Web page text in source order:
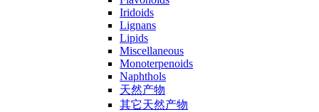
Iridoids
Lignans
Lipids
Miscellaneous
Monoterpenoids
Naphthols
天然产物
其它天然产物